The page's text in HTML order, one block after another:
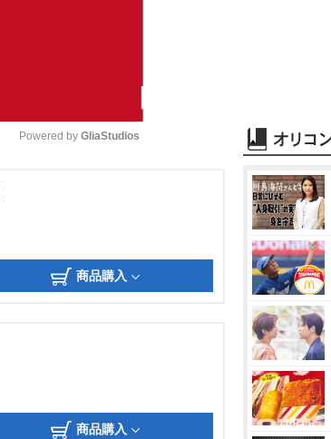
e
Powered by GliaStudios
商品購入
商品購入